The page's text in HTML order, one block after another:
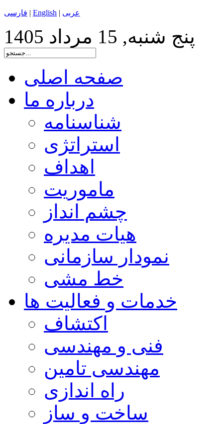
فارسی | English | عربی
پنج شنبه, 15 مرداد 1405
صفحه اصلی
درباره ما
شناسنامه
استراتژی
اهداف
ماموریت
چشم انداز
هیات مدیره
نمودار سازمانی
خط مشی
خدمات و فعالیت ها
اکتشاف
فنی و مهندسی
مهندسی تامین
راه اندازی
ساخت و ساز